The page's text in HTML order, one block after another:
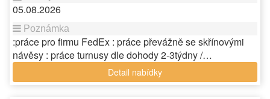
05.08.2026
:práce pro firmu FedEx : práce převážně se skřínovými
návěsy : práce turnusy dle dohody 2-3týdny /…
Detail nabídky